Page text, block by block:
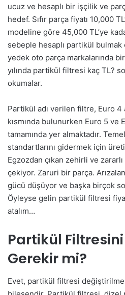
ucuz ve hesaplı bir işçilik ve
hedef. Sıfır parça fiyatı 10,000
modeline göre 45,000 TL’ye
sebeple hesaplı partikül
yedek oto parça markalarında
yılında partikül filtresi kaç TL?
okumalar.
Partikül adı verilen filtre, Euro
kısmında bulunurken Euro 5
tamamında yer almaktadır.
standartlarını gidermek için
Egzozdan çıkan zehirli ve
çekiyor. Zaruri bir parça.
gücü düşüyor ve başka birçok
Öyleyse gelin partikül filtresi
atalım…
Partikül
Gerekir mi?
Evet, partikül filtresi